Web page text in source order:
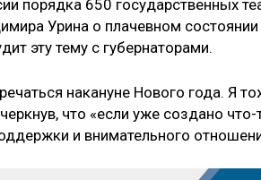
порядка 650 государственных
Урина о плачевном
эту тему с губернаторами.
накануне Нового года. Я
что «если уже создано
и внимательного